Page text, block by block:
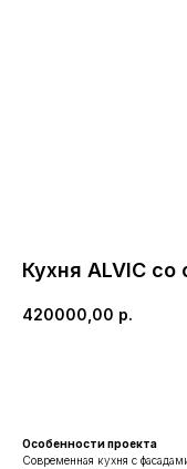
Кухня ALVIC
420000,00 р.
Особенности проекта
Современная кухня с